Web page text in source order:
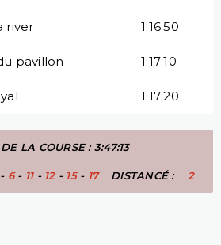
river 1:16:50
pavillon 1:17:10
1:17:20
LA COURSE : 3:47:13
6- 11- 12- 15- 17 DISTANCÉ : 2